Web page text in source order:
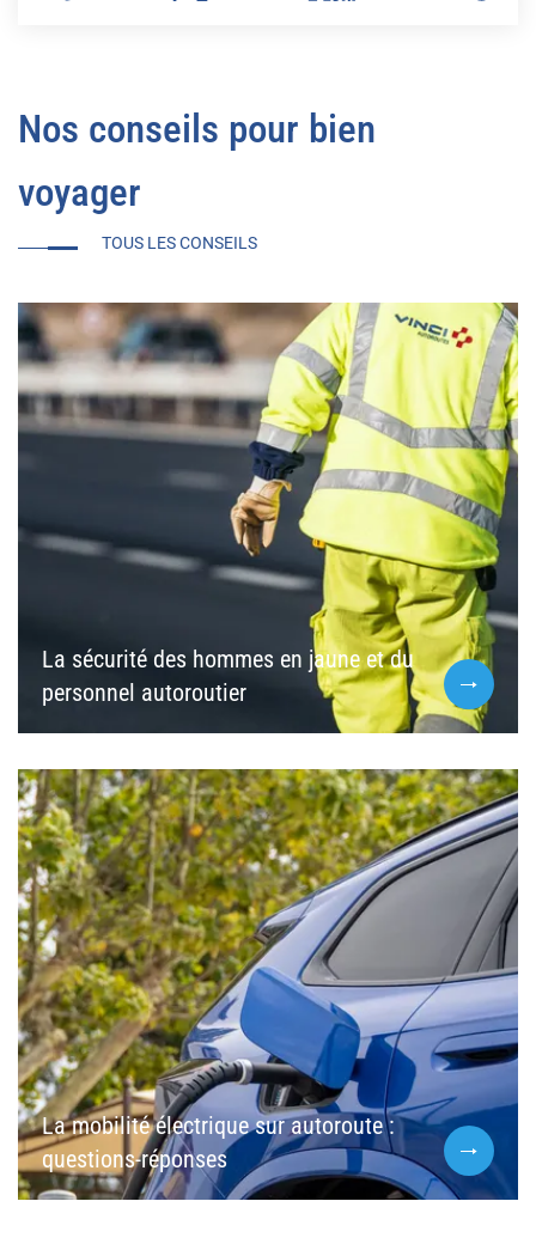
Nos conseils pour bien
voyager
TOUS LES CONSEILS
La sécurité des hommes en jaune et du
personnel autoroutier
La mobilité électrique sur autoroute :
questions-réponses